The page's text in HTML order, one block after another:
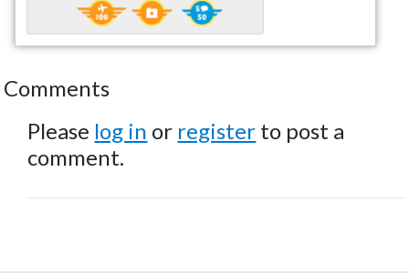
Comments
Please log in or register to post a
comment.